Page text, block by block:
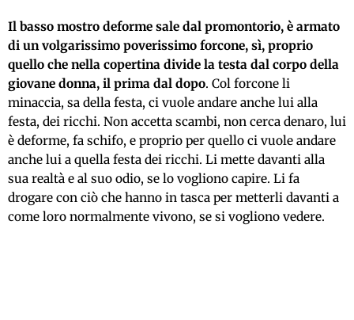
Il basso mostro deforme sale dal promontorio, è armato
di un volgarissimo poverissimo forcone, sì, proprio
quello che nella copertina divide la testa dal corpo della
giovane donna, il prima dal dopo. Col forcone li
minaccia, sa della festa, ci vuole andare anche lui alla
festa, dei ricchi. Non accetta scambi, non cerca denaro, lui
è deforme, fa schifo, e proprio per quello ci vuole andare
anche lui a quella festa dei ricchi. Li mette davanti alla
sua realtà e al suo odio, se lo vogliono capire. Li fa
drogare con ciò che hanno in tasca per metterli davanti a
come loro normalmente vivono, se si vogliono vedere.